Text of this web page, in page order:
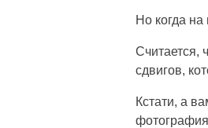
Но когда
Считается,
сдвигов,
Кстати, а